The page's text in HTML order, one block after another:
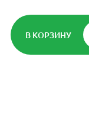
В КОРЗИНУ